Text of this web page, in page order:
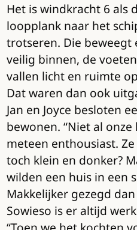
Het is windkracht 6 als
loopplank naar het
trotseren. Die beweegt
veilig binnen, de
vallen licht en ruimte
Dat waren dan ook
Jan en Joyce besloten
bewonen. “Niet al
meteen enthousiast.
toch klein en donker?
wilden een huis in een
Makkelijker gezegd
Sowieso is er altijd